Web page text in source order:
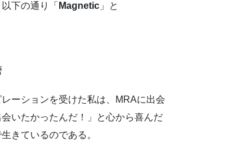
下の通り「 Magnetic 」と
ーションを受けた私は、MRAに出会
いたかったんだ！」と心から喜んだ
きているのである。